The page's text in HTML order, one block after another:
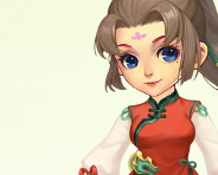
碧浪行歌